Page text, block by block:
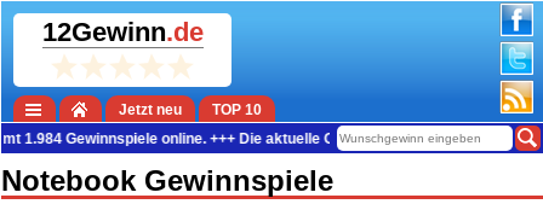
12Gewinn.de
Jetzt neu
TOP 10
online. +++ Die aktuelle Gewinn-Summe beträgt 38.953.808
Notebook Gewinnspiele